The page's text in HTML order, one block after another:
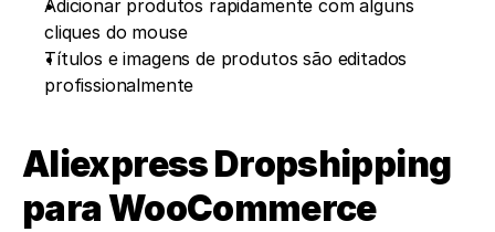
Adicionar produtos rapidamente com alguns
cliques do mouse
Títulos e imagens de produtos são editados
profissionalmente
Aliexpress Dropshipping
para WooCommerce